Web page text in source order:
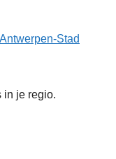
Stad
in je regio.